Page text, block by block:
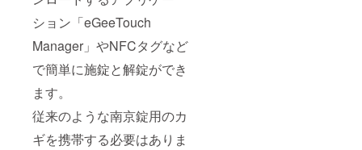
ション「eGeeTouch
Manager」やNFCタグなど
で簡単に施錠と解錠ができ
ます。
従来のような南京錠用のカ
ギを携帯する必要はありま